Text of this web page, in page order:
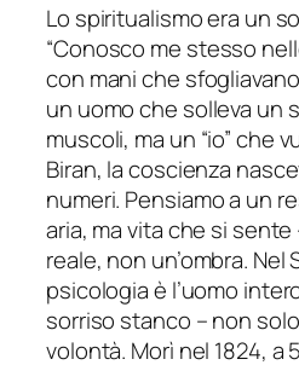
Lo spiritualismo era un
“Conosco me stesso
con mani che
un uomo che solleva un
muscoli, ma un “io” che
Biran, la coscienza
numeri. Pensiamo a un
aria, ma vita che si
reale, non un’ombra. Nel
psicologia è l’uomo
sorriso stanco – non
volontà. Morì nel 1824, a